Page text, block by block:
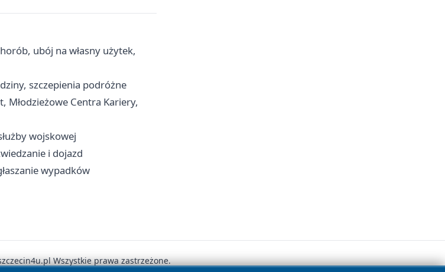
ubój na własny użytek,
szczepienia podróżne
Młodzieżowe Centra Kariery,
wojskowej
i dojazd
wypadków
Wszystkie prawa zastrzeżone.